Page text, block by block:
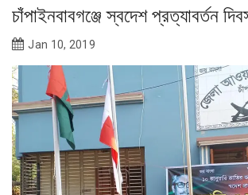
চাঁপাইনবাবগঞ্জে স্বদেশ প্রত্যাবর্তন
Jan 10, 2019